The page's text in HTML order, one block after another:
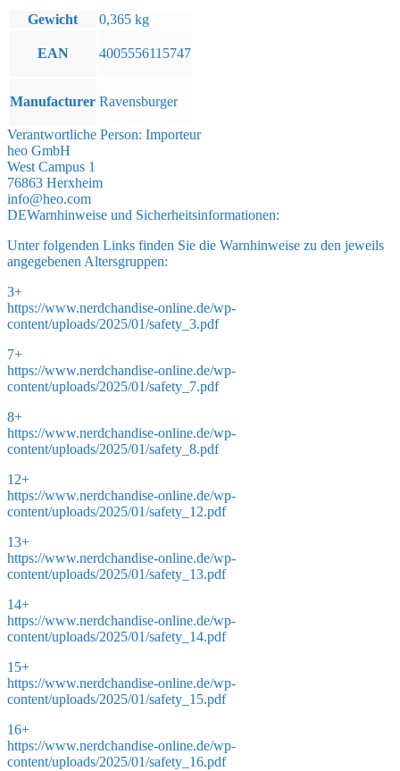
Gewicht 0,365 kg
EAN 4005556115747
Manufacturer Ravensburger
Verantwortliche Person: Importeur
heo GmbH
West Campus 1
76863 Herxheim
info@heo.com
DEWarnhinweise und Sicherheitsinformationen:
Unter folgenden Links finden Sie die Warnhinweise zu den jeweils
angegebenen Altersgruppen:
3+
https://www.nerdchandise-online.de/wp-
content/uploads/2025/01/safety_3.pdf
7+
https://www.nerdchandise-online.de/wp-
content/uploads/2025/01/safety_7.pdf
8+
https://www.nerdchandise-online.de/wp-
content/uploads/2025/01/safety_8.pdf
12+
https://www.nerdchandise-online.de/wp-
content/uploads/2025/01/safety_12.pdf
13+
https://www.nerdchandise-online.de/wp-
content/uploads/2025/01/safety_13.pdf
14+
https://www.nerdchandise-online.de/wp-
content/uploads/2025/01/safety_14.pdf
15+
https://www.nerdchandise-online.de/wp-
content/uploads/2025/01/safety_15.pdf
16+
https://www.nerdchandise-online.de/wp-
content/uploads/2025/01/safety_16.pdf